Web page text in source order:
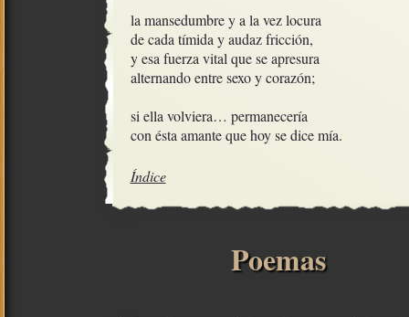
la mansedumbre y a la vez locura
de cada tímida y audaz fricción,
y esa fuerza vital que se apresura
alternando entre sexo y corazón;
si ella volviera… permanecería
con ésta amante que hoy se dice mía.
Índice
Poemas